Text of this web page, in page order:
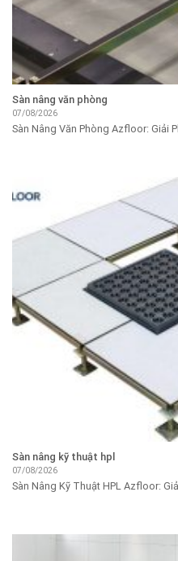
Sàn nâng văn phòng
07/08/2026
Sàn Nâng Văn Phòng Azfloor: Giải
Sàn nâng kỹ thuật hpl
07/08/2026
Sàn Nâng Kỹ Thuật HPL Azfloor: